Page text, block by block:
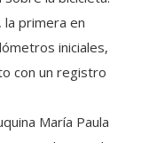
iniciales,
con un registro
María Paula
se ubicaron la